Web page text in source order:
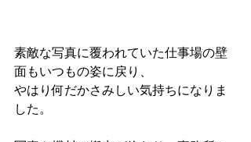
素敵な写真に覆われていた仕事場の壁
面もいつもの姿に戻り、
やはり何だかさみしい気持ちになりま
した。